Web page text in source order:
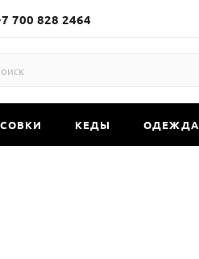
700 828 2464
КЕДЫ ОДЕЖДА